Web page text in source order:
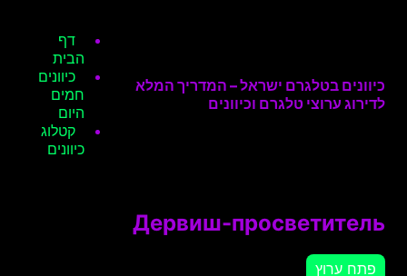
כיוונים בטלגרם ישראל – המדריך המלא
לדירוג ערוצי טלגרם וכיוונים
דף
הבית
כיוונים
חמים
היום
קטלוג
כיוונים
Дервиш-просветитель
פתח ערוץ